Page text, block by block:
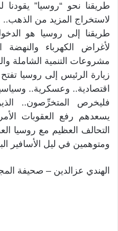
طريقنا نحو “روسيا” يقودنا
لاستخراج المزيد من الذهب..
طريقنا إلى روسيا هو
لأغراض الكهرباء والنهضة
مشروعات التنمية الشاملة
زيارة الرئيس إلى روسيا تفتح
اقتصادية.. وعسكرية..
فليخرص المتخرِّصون..
يسعدهم رفع العقوبات
التحالف العظيم مع روسيا
ومتوهمين في ليل الأسافير
الهندي عزالدين – صحيفة